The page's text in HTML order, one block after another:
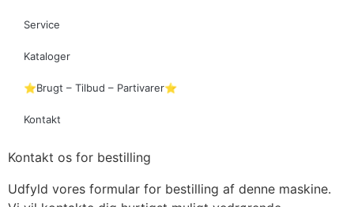
Service
Kataloger
⭐Brugt – Tilbud – Partivarer⭐
Kontakt
Kontakt os for bestilling
Udfyld vores formular for bestilling af denne maskine.